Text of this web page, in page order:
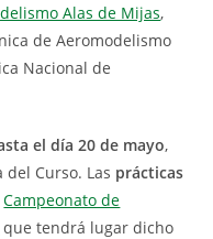
Alas de Mijas,
de Aeromodelismo
Nacional de
el día 20 de mayo,
Curso. Las prácticas
Campeonato de
que tendrá lugar dicho